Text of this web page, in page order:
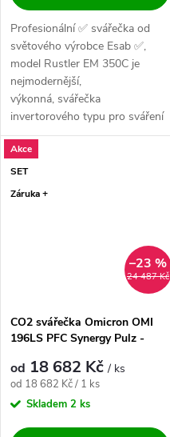
Profesionální ✅ svářečka od
světového výrobce Esab ✅,
model Rustler EM 350C je
nejmodernější,
výkonná, svářečka
invertorového typu pro sváření
v ochranné atmosféře...
Akce
SET
Záruka +
24 487 Kč
–23 %
CO2 svářečka Omicron OMI
196LS PFC Synergy Pulz -
od 18 682 Kč/ ks
Měrná cena:
od 18 682 Kč / 1 ks
Skladem 2 ks